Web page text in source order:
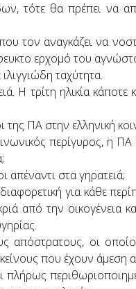
τότε θα πρέπει να
τον αναγκάζει να
ερχομό του
ταχύτητα.
Η τρίτη ηλικία κάποτε
της ΠΑ στην ελληνική
περίγυρος, η ΠΑ
απέναντι στα γηρατειά;
για κάθε
από την οικογένεια
οι
που έχουν άμεση
πλήρως